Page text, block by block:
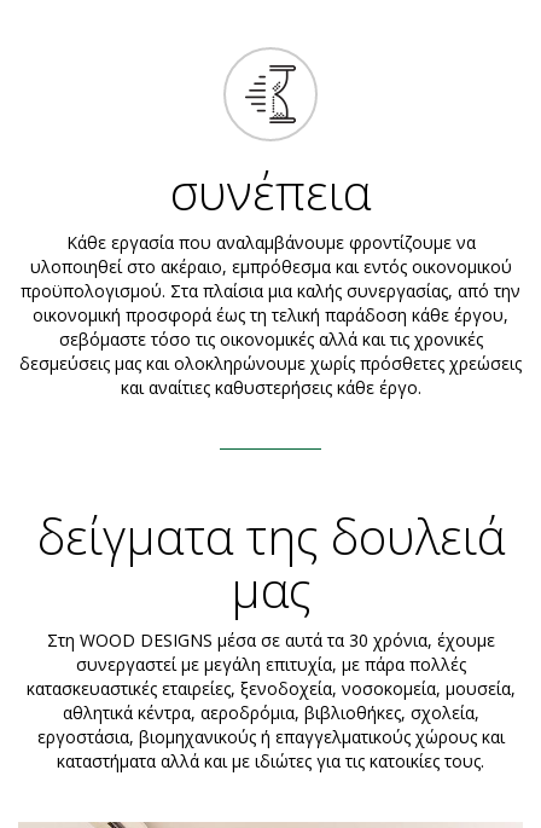
συνέπεια
Κάθε εργασία που αναλαμβάνουμε φροντίζουμε να
υλοποιηθεί στο ακέραιο, εμπρόθεσμα και εντός οικονομικού
προϋπολογισμού. Στα πλαίσια μια καλής συνεργασίας, από την
οικονομική προσφορά έως τη τελική παράδοση κάθε έργου,
σεβόμαστε τόσο τις οικονομικές αλλά και τις χρονικές
δεσμεύσεις μας και ολοκληρώνουμε χωρίς πρόσθετες χρεώσεις
και αναίτιες καθυστερήσεις κάθε έργο.
δείγματα της δουλειά
μας
Στη WOOD DESIGNS μέσα σε αυτά τα 30 χρόνια, έχουμε
συνεργαστεί με μεγάλη επιτυχία, με πάρα πολλές
κατασκευαστικές εταιρείες, ξενοδοχεία, νοσοκομεία, μουσεία,
αθλητικά κέντρα, αεροδρόμια, βιβλιοθήκες, σχολεία,
εργοστάσια, βιομηχανικούς ή επαγγελματικούς χώρους και
καταστήματα αλλά και με ιδιώτες για τις κατοικίες τους.